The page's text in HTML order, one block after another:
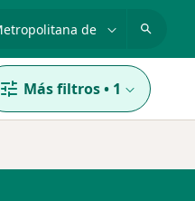
Más filtros• 1